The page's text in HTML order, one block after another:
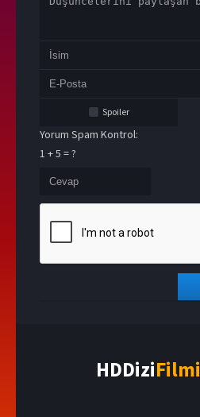
Spoiler
Yorum Spam Kontrol:
1 + 5 = ?
HDDizi